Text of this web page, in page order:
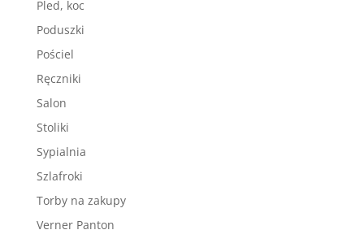
Pled, koc
Poduszki
Pościel
Ręczniki
Salon
Stoliki
Sypialnia
Szlafroki
Torby na zakupy
Verner Panton